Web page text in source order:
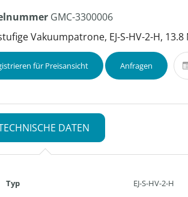
GMC-3300006
Vakuumpatrone, EJ-S-HV-2-H,
für Preisansicht Anfragen
DATEN
Mehr
Informationen
Typ
EJ-S-HV-2-H